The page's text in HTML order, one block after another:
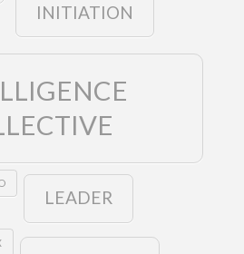
INITIATION
LEADER